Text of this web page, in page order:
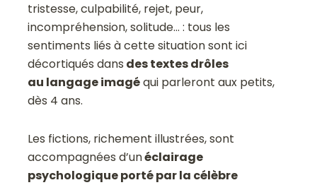
tristesse, culpabilité, rejet, peur,
incompréhension, solitude… : tous les
sentiments liés à cette situation sont ici
décortiqués dans des textes drôles
au langage imagéqui parleront aux petits,
dès 4 ans.
Les fictions, richement illustrées, sont
accompagnées d’unéclairage
psychologique porté par la célèbre